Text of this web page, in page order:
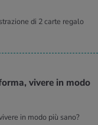
di 2 carte regalo
vi­ve­re in modo
in modo più sano?